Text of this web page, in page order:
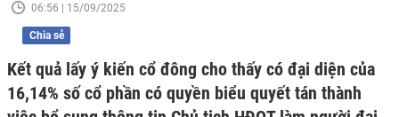
06:56 | 15/09/2025
Chia sẻ
Kết quả lấy ý kiến cổ đông cho thấy có đại diện của
16,14% số cổ phần có quyền biểu quyết tán thành